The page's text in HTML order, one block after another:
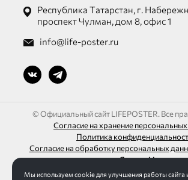
Республика Татарстан, г.
проспект Чулман, дом 8, офис 1
info@life-poster.ru
© Официальный сайт LIFEPOSTER. Все
Согласие на хранение
Политика
Согласие на обработку персональных
сервиса «Яндекс.Метрика»
Мы используем cookie для улучшения работы сайта